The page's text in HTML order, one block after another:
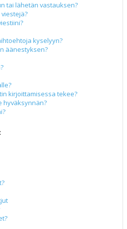
tai lähetän vastauksen?
kyselyyn?
äänestyksen?
kirjoittamisessa tekee?
hyväksynnän?